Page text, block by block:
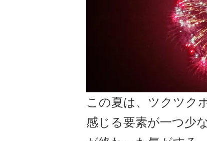
この夏は、ツクツク
感じる要素が一つ少